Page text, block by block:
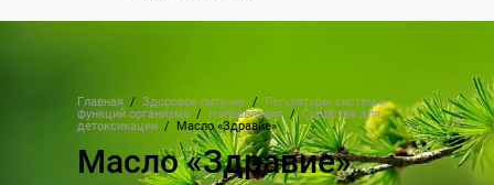
Главная / Здоровое питание / Регуляторы систем и
функций организма / Направления / Средства для
детоксикации / Масло «Здравие»
Масло «Здравие»